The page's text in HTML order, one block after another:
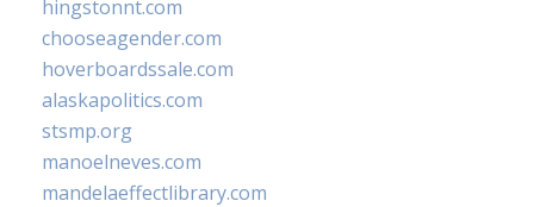
hingstonnt.com
chooseagender.com
hoverboardssale.com
alaskapolitics.com
stsmp.org
manoelneves.com
mandelaeffectlibrary.com